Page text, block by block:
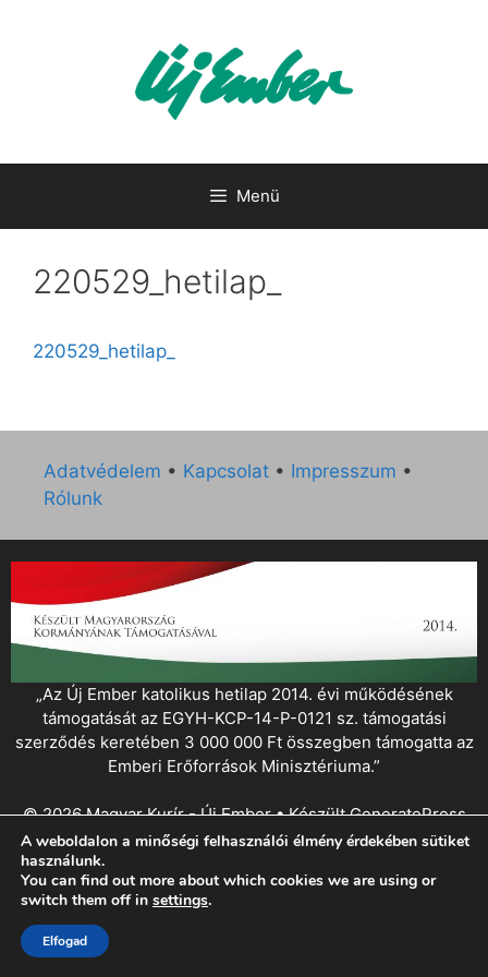
Menü
220529_hetilap_
220529_hetilap_
Adatvédelem • Kapcsolat • Impresszum •
Rólunk
„Az Új Ember katolikus hetilap 2014. évi működésének
támogatását az EGYH-KCP-14-P-0121 sz. támogatási
szerződés keretében 3 000 000 Ft összegben támogatta az
Emberi Erőforrások Minisztériuma.”
© 2026 Magyar Kurír - Új Ember• KészültGeneratePress
A weboldalon a minőségi felhasználói élmény érdekében sütiket
használunk.
You can find out more about which cookies we are using or
switch them off in settings.
Elfogad